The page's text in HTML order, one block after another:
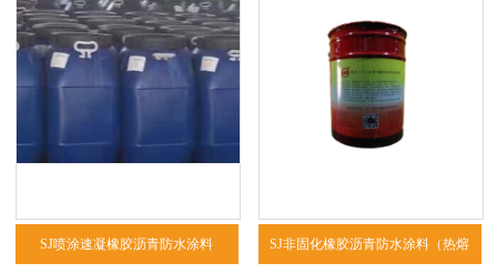
SJ喷涂速凝橡胶沥青防水涂料 SJ非固化橡胶沥青防水涂料（热熔